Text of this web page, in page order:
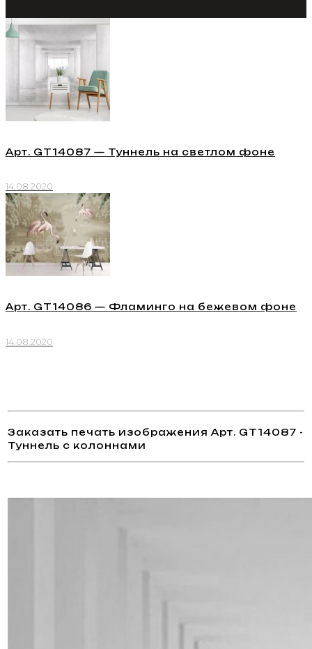
Арт. GT14087 — Туннель на светлом фоне
14.08.2020
Арт. GT14086 — Фламинго на бежевом фоне
14.08.2020
Заказать печать изображения Арт. GT14087 -
Туннель с колоннами